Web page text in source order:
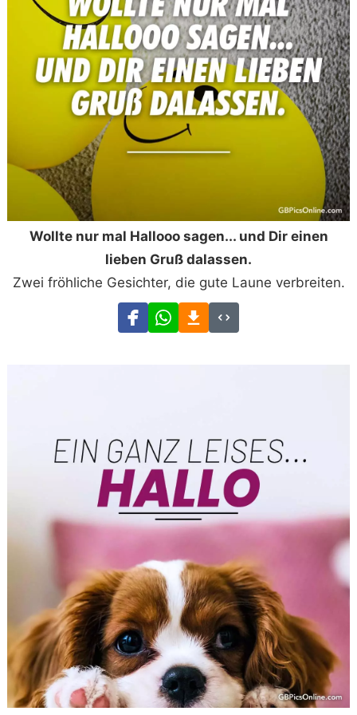
Wollte nur mal Hallooo sagen... und Dir einen
lieben Gruß dalassen.
Zwei fröhliche Gesichter, die gute Laune verbreiten.